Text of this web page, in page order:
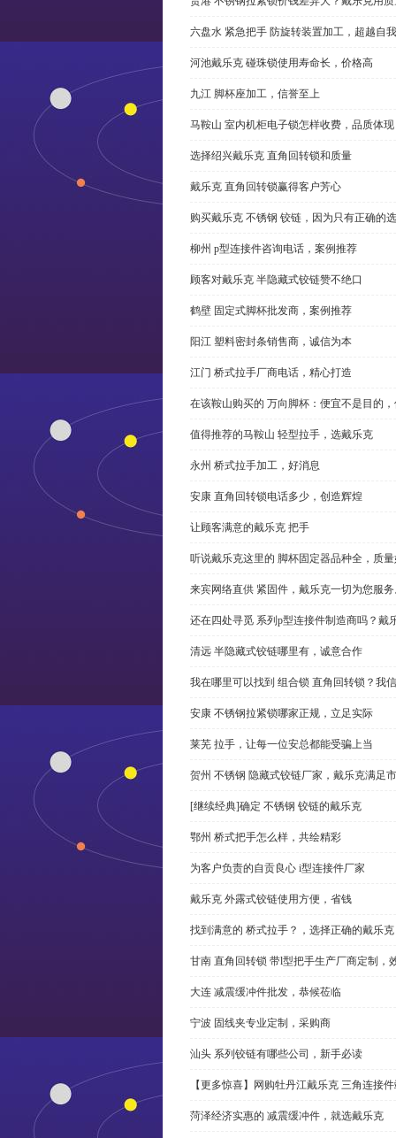
六盘水 紧急把手 防旋转装置加工，超越自我
河池戴乐克 碰珠锁使用寿命长，价格高
九江 脚杯座加工，信誉至上
马鞍山 室内机柜电子锁怎样收费，品质体现
选择绍兴戴乐克 直角回转锁和质量
戴乐克 直角回转锁赢得客户芳心
购买戴乐克 不锈钢 铰链，因为只有正确的
柳州 p型连接件咨询电话，案例推荐
顾客对戴乐克 半隐藏式铰链赞不绝口
鹤壁 固定式脚杯批发商，案例推荐
阳江 塑料密封条销售商，诚信为本
江门 桥式拉手厂商电话，精心打造
在该鞍山购买的 万向脚杯：便宜不是目的
值得推荐的马鞍山 轻型拉手，选戴乐克
永州 桥式拉手加工，好消息
安康 直角回转锁电话多少，创造辉煌
让顾客满意的戴乐克 把手
听说戴乐克这里的 脚杯固定器品种全，质
来宾网络直供 紧固件，戴乐克一切为您服
还在四处寻觅 系列p型连接件制造商吗？戴
清远 半隐藏式铰链哪里有，诚意合作
我在哪里可以找到 组合锁 直角回转锁？我
安康 不锈钢拉紧锁哪家正规，立足实际
莱芜 拉手，让每一位安总都能受骗上当
贺州 不锈钢 隐藏式铰链厂家，戴乐克满足
[继续经典]确定 不锈钢 铰链的戴乐克
鄂州 桥式把手怎么样，共绘精彩
为客户负责的自贡良心 i型连接件厂家
戴乐克 外露式铰链使用方便，省钱
找到满意的 桥式拉手？，选择正确的戴乐克
甘南 直角回转锁 带l型把手生产厂商定制，
大连 减震缓冲件批发，恭候莅临
宁波 固线夹专业定制，采购商
汕头 系列铰链有哪些公司，新手必读
【更多惊喜】网购牡丹江戴乐克 三角连接
菏泽经济实惠的 减震缓冲件，就选戴乐克